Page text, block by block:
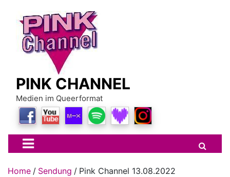
content
PINK CHANNEL
Medien im Queerformat
Home Sendung Pink Channel 13.08.2022